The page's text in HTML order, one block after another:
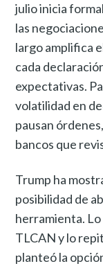
julio inicia
las
largo amplifica
cada
expectativas.
volatilidad en
pausan
bancos que
Trump ha
posibilidad de
herramienta.
TLCAN y lo
planteó la